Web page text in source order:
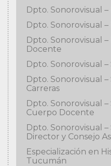
Dpto. Sonorovisual
Dpto. Sonorovisual
Dpto. Sonorovisual
Docente
Dpto. Sonorovisual
Dpto. Sonorovisual –
Carreras
Dpto. Sonorovisual –
Cuerpo Docente
Dpto. Sonorovisual –
Director y Consejo
Especialización en
Tucumán